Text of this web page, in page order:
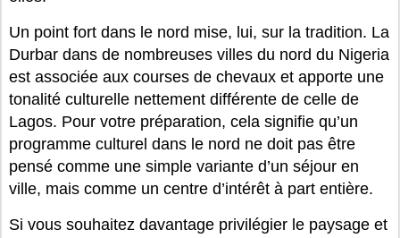
Un point fort dans le nord mise, lui, sur la tradition. La
Durbar dans de nombreuses villes du nord du Nigeria
est associée aux courses de chevaux et apporte une
tonalité culturelle nettement différente de celle de
Lagos. Pour votre préparation, cela signifie qu’un
programme culturel dans le nord ne doit pas être
pensé comme une simple variante d’un séjour en
ville, mais comme un centre d’intérêt à part entière.
Si vous souhaitez davantage privilégier le paysage et